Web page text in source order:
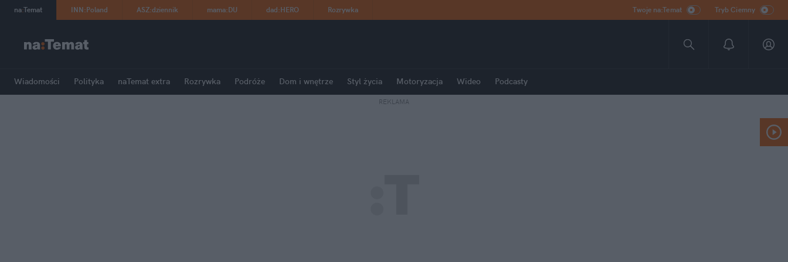
na:Temat INN:Poland ASZ:dziennik mama:DU dad:HERO Rozrywka Twoje na:Temat Tryb Ciemny
Wiadomości Polityka naTemat extra Rozrywka Podróże Dom i wnętrze Styl życia Motoryzacja Wideo Podcasty
REKLAMA